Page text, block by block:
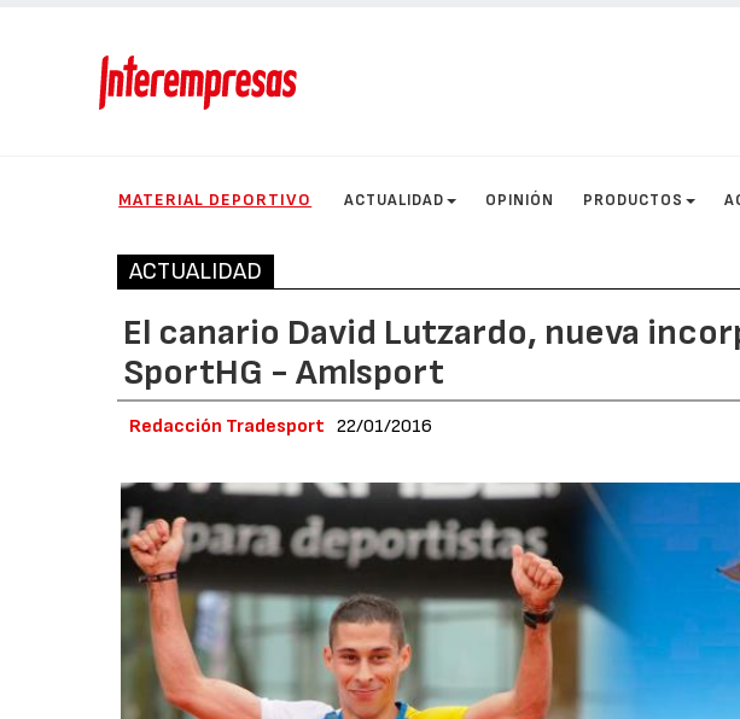
MATERIAL DEPORTIVO ACTUALIDAD OPINIÓN PRODUCTOS
ACTUALIDAD
El canario David Lutzardo, nueva
SportHG - Amlsport
Redacción Tradesport 22/01/2016